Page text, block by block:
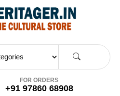
FOR ORDERS
+91 97860 68908